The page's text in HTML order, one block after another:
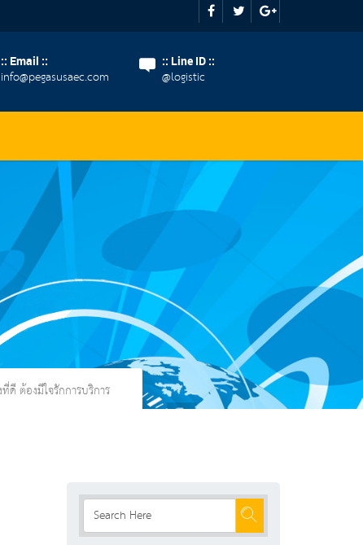
:: Email ::
info@pegasusaec.com
:: Line ID ::
@logistic
ดี ต้องมีใจรักการบริการ